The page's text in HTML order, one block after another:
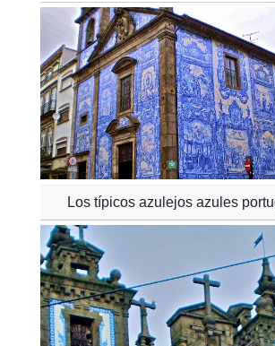
Los típicos azulejos azules